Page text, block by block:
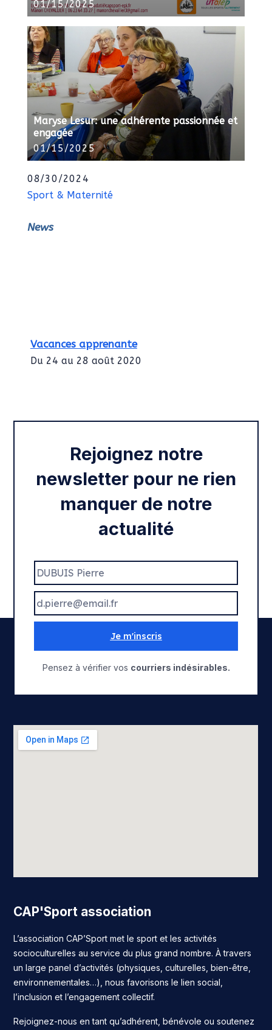
01/15/2025
Maryse Lesur: une adhérente passionnée et
engagée
01/15/2025
08/30/2024
Sport & Maternité
News
Vacances apprenante
Du 24 au 28 août 2020
Rejoignez notre
newsletter pour ne rien
manquer de notre
actualité
Je m'inscris
Pensez à vérifier vos courriers indésirables.
CAP'Sport association
L’association CAP’Sport met le sport et les activités
socioculturelles au service du plus grand nombre. À travers
un large panel d’activités (physiques, culturelles, bien-être,
environnementales…), nous favorisons le lien social,
l’inclusion et l’engagement collectif.
Rejoignez-nous en tant qu’adhérent, bénévole ou soutenez